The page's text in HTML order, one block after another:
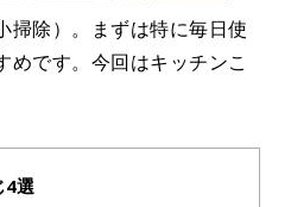
掃除）。まずは特に毎日使
めです。今回はキッチンこ
4選